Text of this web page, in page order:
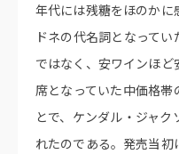
年代には残糖をほのか
ドネの代名詞となって
ではなく、安ワインほ
席となっていた中価格帯
とで、ケンダル・ジャ
れたのである。発売当